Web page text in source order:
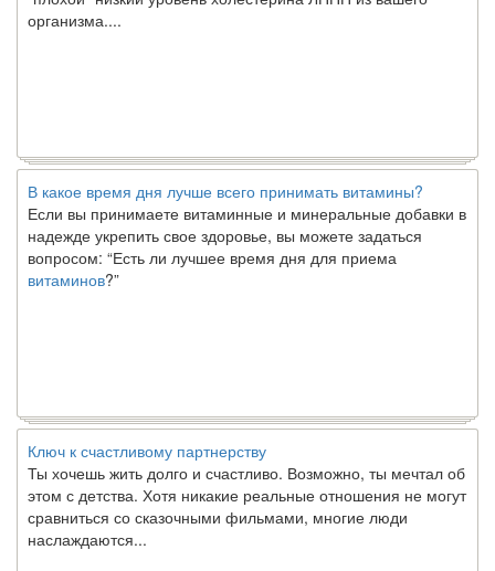
организма....
В какое время дня лучше всего принимать витамины?
Если вы принимаете витаминные и минеральные добавки в
надежде укрепить свое здоровье, вы можете задаться
вопросом: “Есть ли лучшее время дня для приема
витаминов ?”
Ключ к счастливому партнерству
Ты хочешь жить долго и счастливо. Возможно, ты мечтал об
этом с детства. Хотя никакие реальные отношения не могут
сравниться со сказочными фильмами, многие люди
наслаждаются...